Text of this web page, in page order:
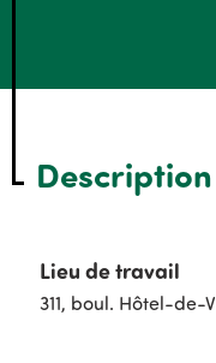
Lieu de travail
311, boul. Hôtel-de-